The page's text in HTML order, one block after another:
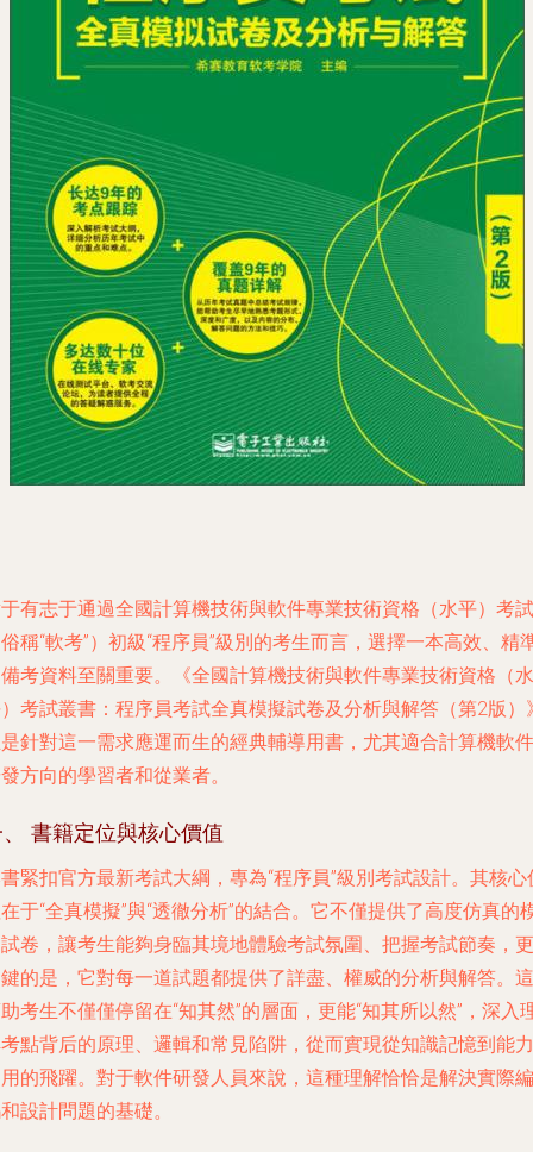
有志于通過全國計算機技術與軟件專業技術資格（水平）考試
稱“軟考”）初級“程序員”級別的考生而言，選擇一本高效、精
考資料至關重要。《全國計算機技術與軟件專業技術資格（水
考試叢書：程序員考試全真模擬試卷及分析與解答（第2版）
針對這一需求應運而生的經典輔導用書，尤其適合計算機軟件
方向的學習者和從業者。
書籍定位與核心價值
緊扣官方最新考試大綱，專為“程序員”級別考試設計。其核心
于“全真模擬”與“透徹分析”的結合。它不僅提供了高度仿真的
卷，讓考生能夠身臨其境地體驗考試氛圍、把握考試節奏，更
的是，它對每一道試題都提供了詳盡、權威的分析與解答。這
考生不僅僅停留在“知其然”的層面，更能“知其所以然”，深入
點背后的原理、邏輯和常見陷阱，從而實現從知識記憶到能力
的飛躍。對于軟件研發人員來說，這種理解恰恰是解決實際編
設計問題的基礎。